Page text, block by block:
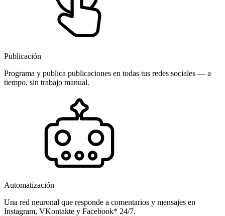
Publicación
Programa y publica publicaciones en todas tus redes sociales — a
tiempo, sin trabajo manual.
Automatización
Una red neuronal que responde a comentarios y mensajes en
Instagram, VKontakte y Facebook* 24/7.